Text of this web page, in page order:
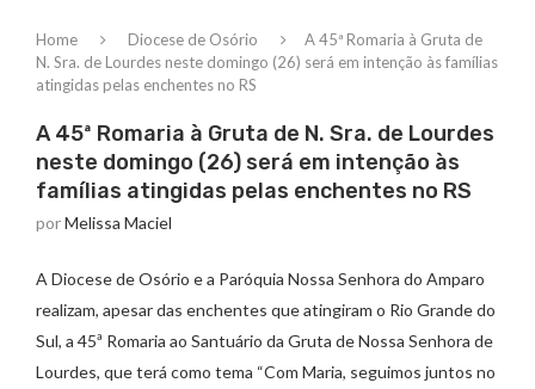
Home Diocese de Osório
A 45ª Romaria à Gruta de
N. Sra. de Lourdes neste domingo (26) será em intenção às famílias
atingidas pelas enchentes no RS
A 45ª Romaria à Gruta de N. Sra. de Lourdes
neste domingo (26) será em intenção às
famílias atingidas pelas enchentes no RS
porMelissa Maciel
A Diocese de Osório e a Paróquia Nossa Senhora do Amparo
realizam, apesar das enchentes que atingiram o Rio Grande do
Sul, a 45ª Romaria ao Santuário da Gruta de Nossa Senhora de
Lourdes, que terá como tema “Com Maria, seguimos juntos no